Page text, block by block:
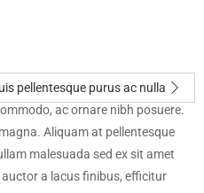
pellentesque purus ac nulla
ac ornare nibh posuere.
Aliquam at pellentesque
malesuada sed ex sit amet
a lacus finibus, efficitur